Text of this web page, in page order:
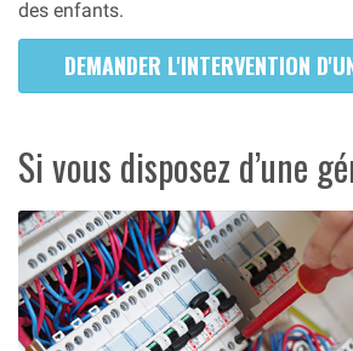
des enfants.
DEMANDER L'INTERVENTION
Si vous disposez d’une